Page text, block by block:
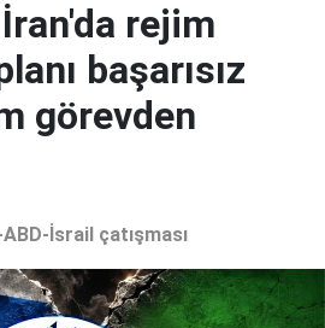
rejim
başarısız
görevden
İsrail çatışması